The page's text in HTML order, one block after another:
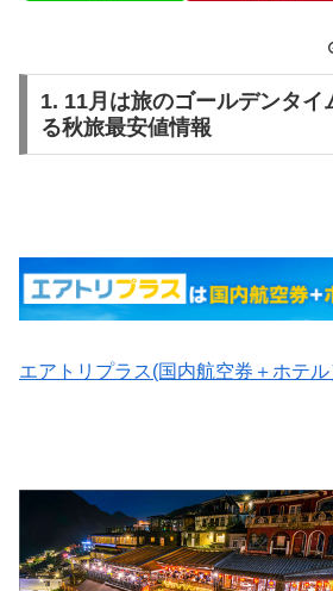
1. 11月は旅のゴールデンタイ
る秋旅最安値情報
エアトリプラス(国内航空券＋ホテル